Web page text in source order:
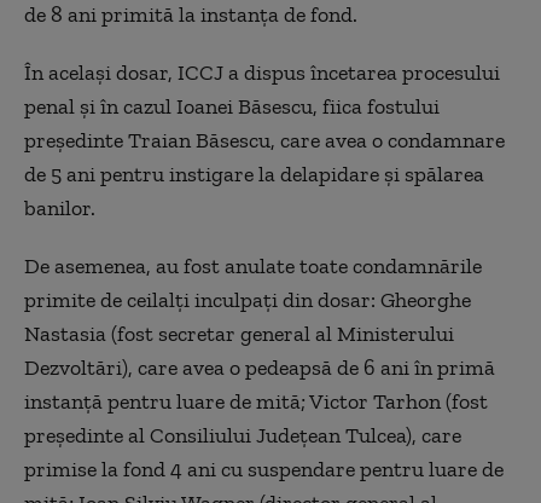
de 8 ani primită la instanţa de fond.
În acelaşi dosar, ICCJ a dispus încetarea procesului
penal şi în cazul Ioanei Băsescu, fiica fostului
preşedinte Traian Băsescu, care avea o condamnare
de 5 ani pentru instigare la delapidare şi spălarea
banilor.
De asemenea, au fost anulate toate condamnările
primite de ceilalţi inculpaţi din dosar: Gheorghe
Nastasia (fost secretar general al Ministerului
Dezvoltări), care avea o pedeapsă de 6 ani în primă
instanţă pentru luare de mită; Victor Tarhon (fost
preşedinte al Consiliului Judeţean Tulcea), care
primise la fond 4 ani cu suspendare pentru luare de